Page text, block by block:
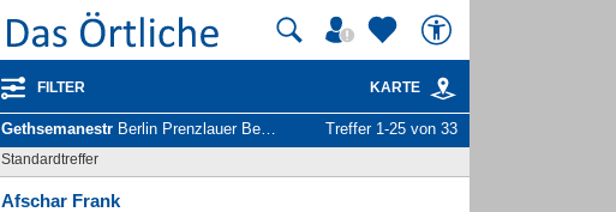
FILTER KARTE
Gethsemanestr Berlin Prenzlauer Berg - Unternehmen und Personen Treffer 1-25 von 33
Standardtreffer
Afschar Frank